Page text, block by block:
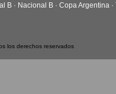
B · Nacional B · Copa Argentina ·
los derechos reservados